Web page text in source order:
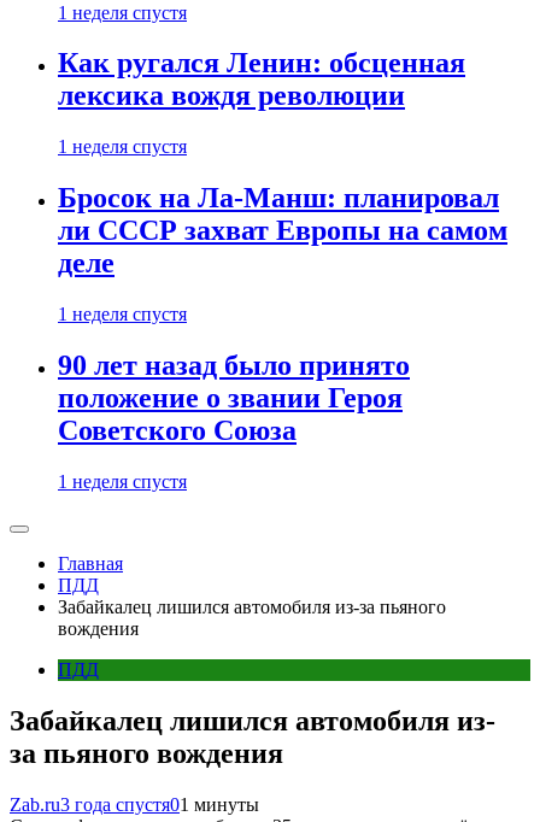
1 неделя спустя
Как ругался Ленин: обсценная
лексика вождя революции
1 неделя спустя
Бросок на Ла-Манш: планировал
ли СССР захват Европы на самом
деле
1 неделя спустя
90 лет назад было принято
положение о звании Героя
Советского Союза
1 неделя спустя
Главная
ПДД
Забайкалец лишился автомобиля из-за пьяного
вождения
ПДД
Забайкалец лишился автомобиля из-
за пьяного вождения
Zab.ru3 года спустя01 минуты